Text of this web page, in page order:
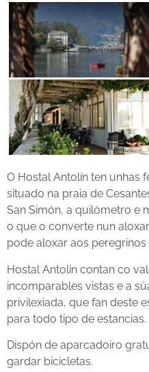
O Hostal Antolín ten unhas
situado na praia de
San Simón, a quilómetro e
o que o converte nun
pode aloxar aos peregrinos
Hostal Antolín contan co
incomparables vistas e a
privilexiada, que fan deste
para todo tipo de estancias.
Dispón de aparcadoiro
gardar bicicletas.